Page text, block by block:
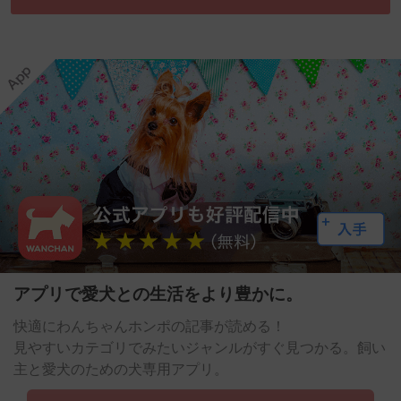
アプリで愛犬との生活をより豊かに。
快適にわんちゃんホンポの記事が読める！
見やすいカテゴリでみたいジャンルがすぐ見つかる。飼い
主と愛犬のための犬専用アプリ。